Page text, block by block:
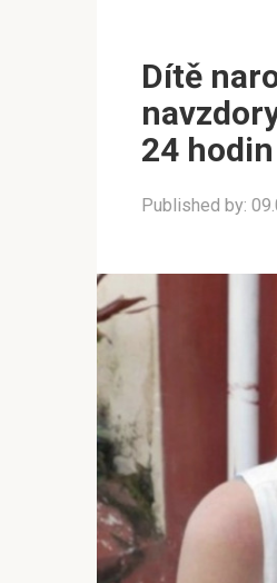
Dítě
24 hodin
Published by: